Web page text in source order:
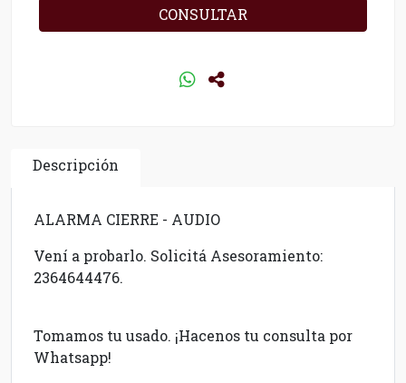
CONSULTAR
Descripción
ALARMA CIERRE - AUDIO
Vení a probarlo. Solicitá Asesoramiento:
2364644476.
Tomamos tu usado. ¡Hacenos tu consulta por
Whatsapp!